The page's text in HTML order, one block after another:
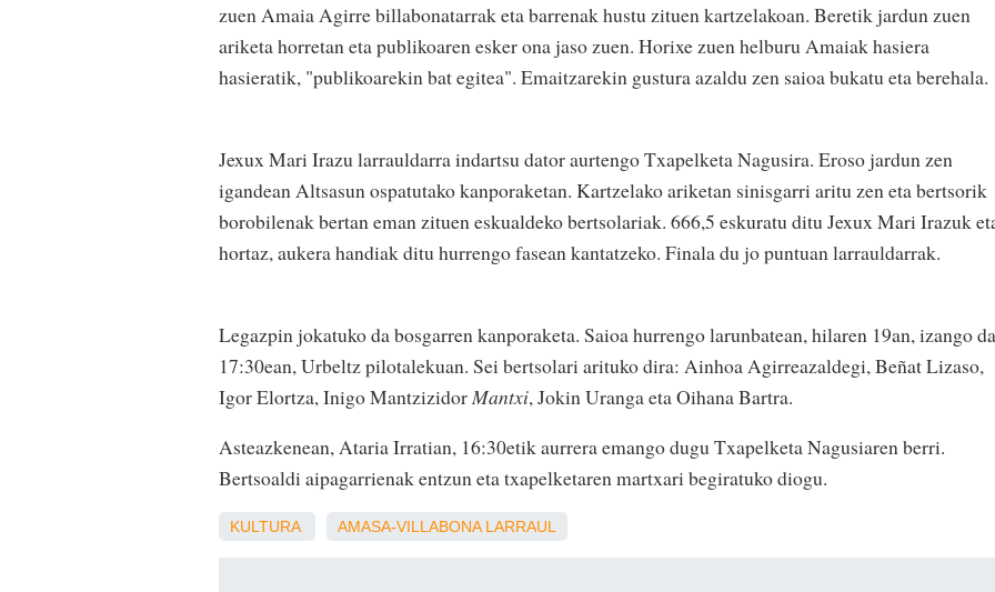
zuen Amaia Agirre billabonatarrak eta barrenak hustu zituen kartzelakoan. Beretik jardun zuen
ariketa horretan eta publikoaren esker ona jaso zuen. Horixe zuen helburu Amaiak hasiera
hasieratik, "publikoarekin bat egitea". Emaitzarekin gustura azaldu zen saioa bukatu eta berehala.
Jexux Mari Irazu larrauldarra indartsu dator aurtengo Txapelketa Nagusira. Eroso jardun zen
igandean Altsasun ospatutako kanporaketan. Kartzelako ariketan sinisgarri aritu zen eta bertsorik
borobilenak bertan eman zituen eskualdeko bertsolariak. 666,5 eskuratu ditu Jexux Mari Irazuk
hortaz, aukera handiak ditu hurrengo fasean kantatzeko. Finala du jo puntuan larrauldarrak.
Legazpin jokatuko da bosgarren kanporaketa. Saioa hurrengo larunbatean, hilaren 19an, izango
17:30ean, Urbeltz pilotalekuan. Sei bertsolari arituko dira: Ainhoa Agirreazaldegi, Beñat Lizaso,
Igor Elortza, Inigo Mantzizidor Mantxi, Jokin Uranga eta Oihana Bartra.
Asteazkenean, Ataria Irratian, 16:30etik aurrera emango dugu Txapelketa Nagusiaren berri.
Bertsoaldi aipagarrienak entzun eta txapelketaren martxari begiratuko diogu.
KULTURA AMASA-VILLABONA LARRAUL